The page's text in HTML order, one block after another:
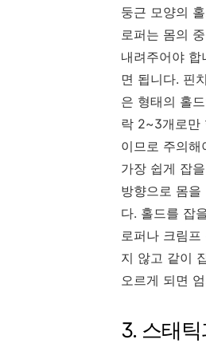
둥근 모양의
로퍼는 몸의
내려주어야
면 됩니다. 핀
은 형태의 홀
락 2~3개로만
이므로 주의
가장 쉽게 잡
방향으로 몸
다. 홀드를 잡
로퍼나 크림
지 않고 같이
오르게 되면
3. 스태